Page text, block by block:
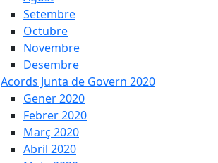
Setembre
Octubre
Novembre
Desembre
Acords Junta de Govern 2020
Gener 2020
Febrer 2020
Març 2020
Abril 2020